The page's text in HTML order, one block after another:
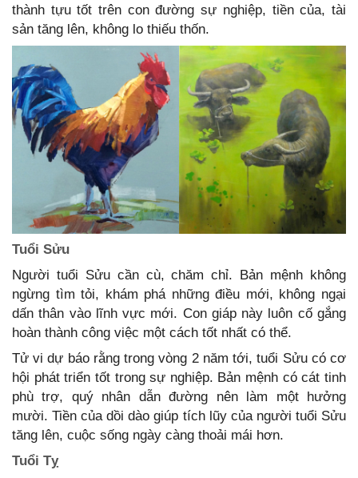
thành tựu tốt trên con đường sự nghiệp, tiền của, tài
sản tăng lên, không lo thiếu thốn.
Tuổi Sửu
Người tuổi Sửu cần cù, chăm chỉ. Bản mệnh không
ngừng tìm tỏi, khám phá những điều mới, không ngại
dấn thân vào lĩnh vực mới. Con giáp này luôn cố gắng
hoàn thành công việc một cách tốt nhất có thể.
Tử vi dự báo rằng trong vòng 2 năm tới, tuổi Sửu có cơ
hội phát triển tốt trong sự nghiệp. Bản mệnh có cát tinh
phù trợ, quý nhân dẫn đường nên làm một hưởng
mười. Tiền của dồi dào giúp tích lũy của người tuổi Sửu
tăng lên, cuộc sống ngày càng thoải mái hơn.
Tuổi Tỵ